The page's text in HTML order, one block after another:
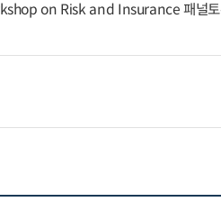
on Risk and Insurance 패널토